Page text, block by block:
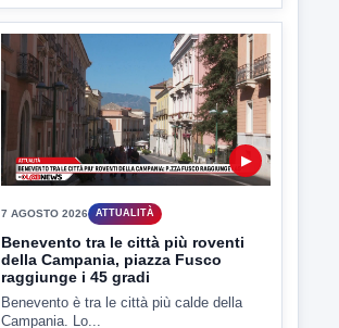
▶
7 AGOSTO 2026 ATTUALITÀ
Benevento tra le città più roventi
della Campania, piazza Fusco
raggiunge i 45 gradi
Benevento è tra le città più calde della
Campania. Lo...